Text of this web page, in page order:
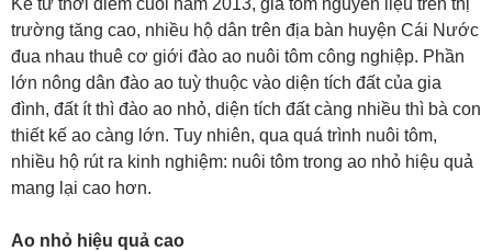
trường tăng cao, nhiều hộ dân trên địa bàn huyện Cái Nước
đua nhau thuê cơ giới đào ao nuôi tôm công nghiệp. Phần
lớn nông dân đào ao tuỳ thuộc vào diện tích đất của gia
đình, đất ít thì đào ao nhỏ, diện tích đất càng nhiều thì bà con
thiết kế ao càng lớn. Tuy nhiên, qua quá trình nuôi tôm,
nhiều hộ rút ra kinh nghiệm: nuôi tôm trong ao nhỏ hiệu quả
mang lại cao hơn.
Ao nhỏ hiệu quả cao